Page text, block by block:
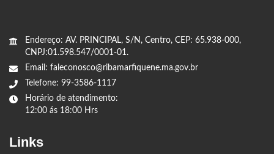
Endereço: AV. PRINCIPAL, S/N, Centro, CEP: 65.938-000,
CNPJ:01.598.547/0001-01.
Email: faleconosco@ribamarfiquene.ma.gov.br
Telefone: 99-3586-1117
Horário de atendimento:
12:00 ás 18:00 Hrs
Links